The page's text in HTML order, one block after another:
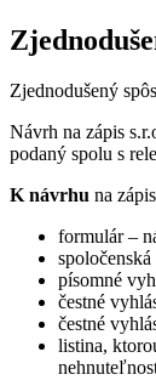
Zjednodušený
Návrh na zápis
podaný spolu s
K návrhu na
formulár –
písomné
čestné
čestné
listina,